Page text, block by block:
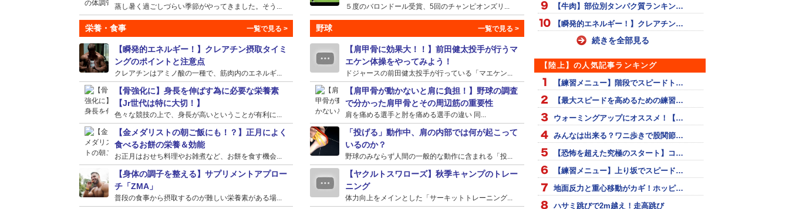
蒸し暑く過ごしづらい季節がやってきました。そう... ５度のバロンドール受賞、5回のチャンピオンズリ...
栄養・食事
【瞬発的エネルギー！】クレアチン摂取タイミ
ングのポイントと注意点
クレアチンはアミノ酸の一種で、筋肉内のエネルギ...
【骨強化に】身長を伸ばす為に必要な栄養素
【Jr世代は特に大切！】
色々な競技の上で、身長が高いということが有利に...
【金メダリストの朝ご飯にも！？】正月によく
食べるお餅の栄養＆効能
お正月はおせち料理やお雑煮など、お餅を食す機会...
【身体の調子を整える】サプリメントアプロー
チ「ZMA」
普段の食事から摂取するのが難しい栄養素がある場...
野球
【肩甲骨に効果大！！】前田健太投手が行うマ
エケン体操をやってみよう！
ドジャースの前田健太投手が行っている「マエケン...
【肩甲骨が動かないと肩に負担！】野球の調査
で分かった肩甲骨とその周辺筋の重要性
肩を痛める選手と肘を痛める選手の違い 同...
「投げる」動作中、肩の内部では何が起こって
いるのか？
野球のみならず人間の一般的な動作に含まれる「投...
【ヤクルトスワローズ】秋季キャンプのトレー
ニング
体力向上をメインとした「サーキットトレーニング...
【牛肉】部位別タンパク質ランキン…
【瞬発的エネルギー！】クレアチン…
続きを全部見る
【陸上】の人気記事ランキング
【練習メニュー】階段でスピードト…
【最大スピードを高めるための練習…
ウォーミングアップにオススメ！【…
みんなは出来る？ワニ歩きで股関節…
【恐怖を超えた究極のスタート】コ…
【練習メニュー】上り坂でスピード…
地面反力と重心移動がカギ！ホッピ…
ハサミ跳びで2m越え！走高跳び